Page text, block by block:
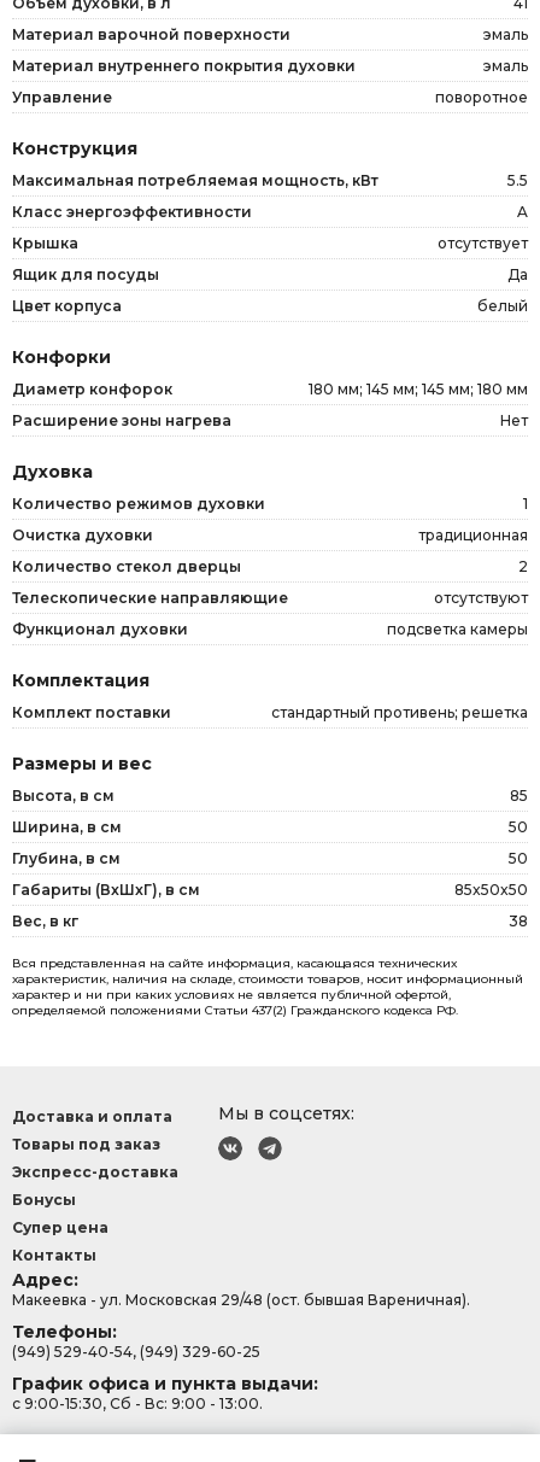
Материал варочной поверхности
эмаль
Материал внутреннего покрытия духовки
эмаль
Управление
поворотное
Конструкция
Максимальная потребляемая мощность, кВт
5.5
Класс энергоэффективности
A
Крышка
отсутствует
Ящик для посуды
Да
Цвет корпуса
белый
Конфорки
Диаметр конфорок
180 мм; 145 мм; 145 мм; 180 мм
Расширение зоны нагрева
Нет
Духовка
Количество режимов духовки
1
Очистка духовки
традиционная
Количество стекол дверцы
2
Телескопические направляющие
отсутствуют
Функционал духовки
подсветка камеры
Комплектация
Комплект поставки стандартный противень; решетка
Размеры и вес
Высота, в см
85
Ширина, в см
50
Глубина, в см
50
Габариты (ВxШxГ), в см
85x50x50
Вес, в кг
38
Вся представленная на сайте информация, касающаяся технических
характеристик, наличия на складе, стоимости товаров, носит информационный
характер и ни при каких условиях не является публичной офертой,
определяемой положениями Статьи 437(2) Гражданского кодекса РФ.
Мы в соцсетях:
Доставка и оплата
Товары под заказ
Экспресс-доставка
Бонусы
Супер цена
Контакты
Адрес:
Макеевка - ул. Московская 29/48 (ост. бывшая Вареничная).
Телефоны:
(949) 529-40-54, (949) 329-60-25
График офиса и пункта выдачи:
с 9:00-15:30, Сб - Вс: 9:00 - 13:00.